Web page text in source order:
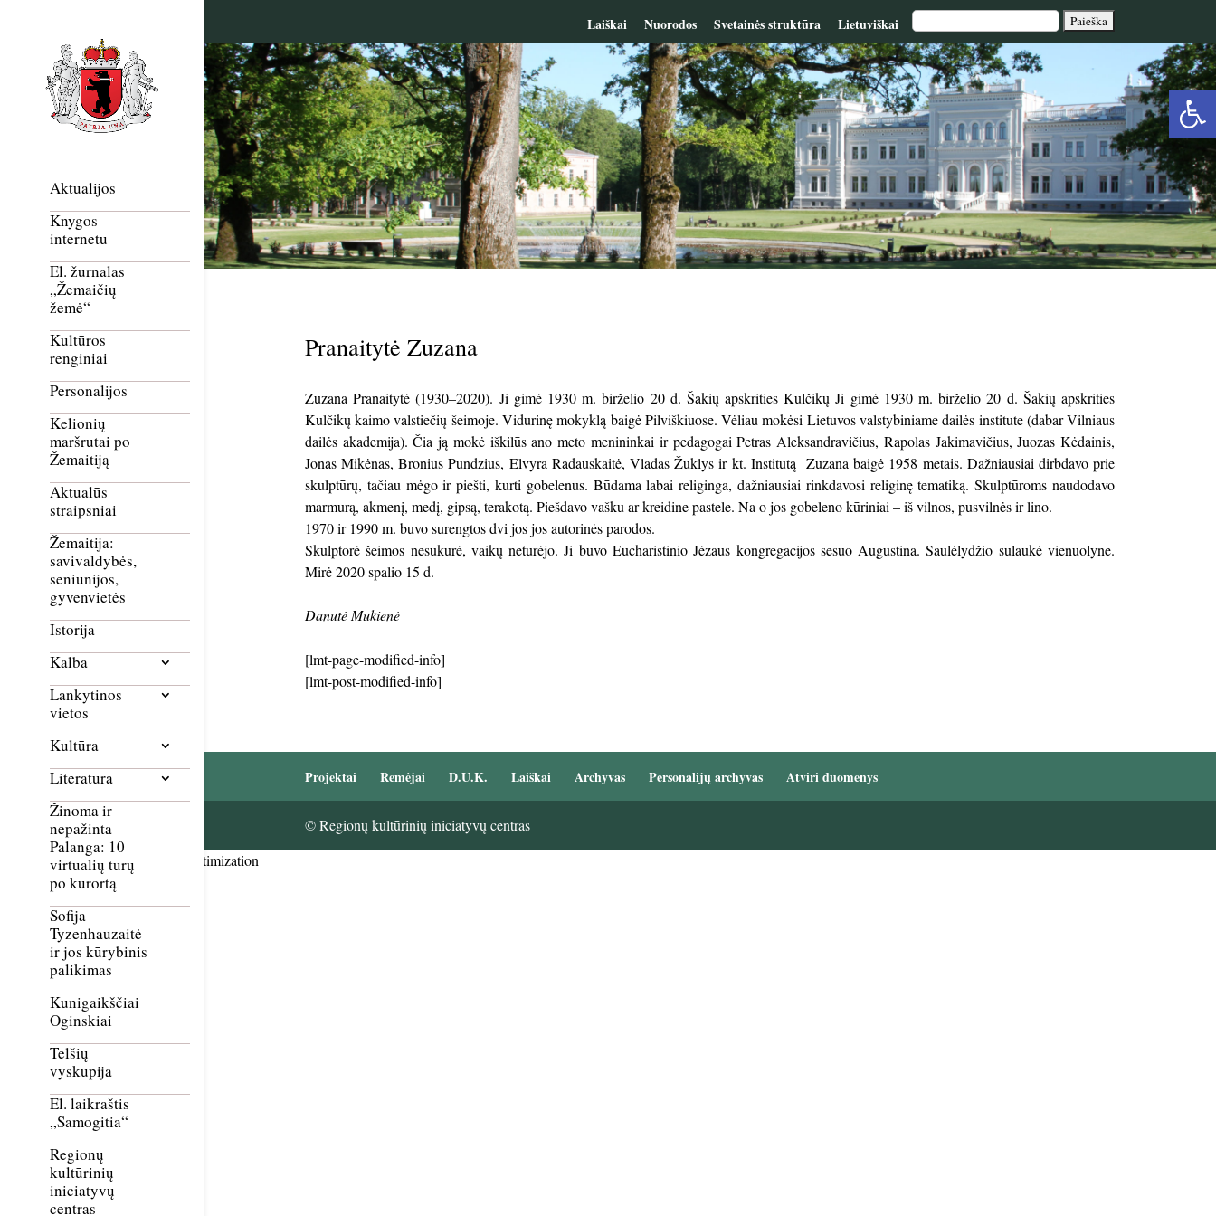
Laiškai Nuorodos Svetainės struktūra Lietuviškai
Aktualijos
Knygos
internetu
El. žurnalas
„Žemaičių
žemė“
Kultūros
renginiai
Personalijos
Kelionių
maršrutai po
Žemaitiją
Aktualūs
straipsniai
Žemaitija:
savivaldybės,
seniūnijos,
gyvenvietės
Istorija
Kalba
Lankytinos
vietos
Kultūra
Literatūra
Žinoma ir
nepažinta
Palanga: 10
virtualių turų
po kurortą
Sofija
Tyzenhauzaitė
ir jos kūrybinis
palikimas
Kunigaikščiai
Oginskiai
Telšių
vyskupija
El. laikraštis
„Samogitia“
Regionų
kultūrinių
iniciatyvų
centras
Pranaitytė Zuzana
Zuzana Pranaitytė (1930–2020). Ji gimė 1930 m. birželio 20 d. Šakių apskrities Kulčikų Ji gimė 1930 m. birželio 20 d. Šakių apskrities
Kulčikų kaimo valstiečių šeimoje. Vidurinę mokyklą baigė Pilviškiuose. Vėliau mokėsi Lietuvos valstybiniame dailės institute (dabar Vilniaus
dailės akademija). Čia ją mokė iškilūs ano meto menininkai ir pedagogai Petras Aleksandravičius, Rapolas Jakimavičius, Juozas Kėdainis,
Jonas Mikėnas, Bronius Pundzius, Elvyra Radauskaitė, Vladas Žuklys ir kt. Institutą Zuzana baigė 1958 metais. Dažniausiai dirbdavo prie
skulptūrų, tačiau mėgo ir piešti, kurti gobelenus. Būdama labai religinga, dažniausiai rinkdavosi religinę tematiką. Skulptūroms naudodavo
marmurą, akmenį, medį, gipsą, terakotą. Piešdavo vašku ar kreidine pastele. Na o jos gobeleno kūriniai – iš vilnos, pusvilnės ir lino.
1970 ir 1990 m. buvo surengtos dvi jos jos autorinės parodos.
Skulptorė šeimos nesukūrė, vaikų neturėjo. Ji buvo Eucharistinio Jėzaus kongregacijos sesuo Augustina. Saulėlydžio sulaukė vienuolyne.
Mirė 2020 spalio 15 d.
Danutė Mukienė
[lmt-page-modified-info]
[lmt-post-modified-info]
Projektai Remėjai D.U.K. Laiškai Archyvas Personalijų archyvas Atviri duomenys
© Regionų kultūrinių iniciatyvų centras
Smush Image Compression and Optimization